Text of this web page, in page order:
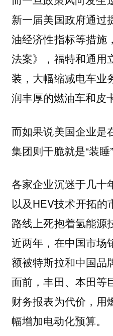
新一届美国政府通过
油经济性指标等措施
法案》，福特和通用
装，大幅缩减电车业
润丰厚的燃油车和皮
而如果说美国企业是
集团则干脆就是“装睡”
各家企业沉迷于几十
以及HEV技术开拓的
路线上死抱着氢能源
近两年，在中国市场
额被特斯拉和中国品
面前，丰田、本田等
财务报表为代价，用
幅增加电动化预算。